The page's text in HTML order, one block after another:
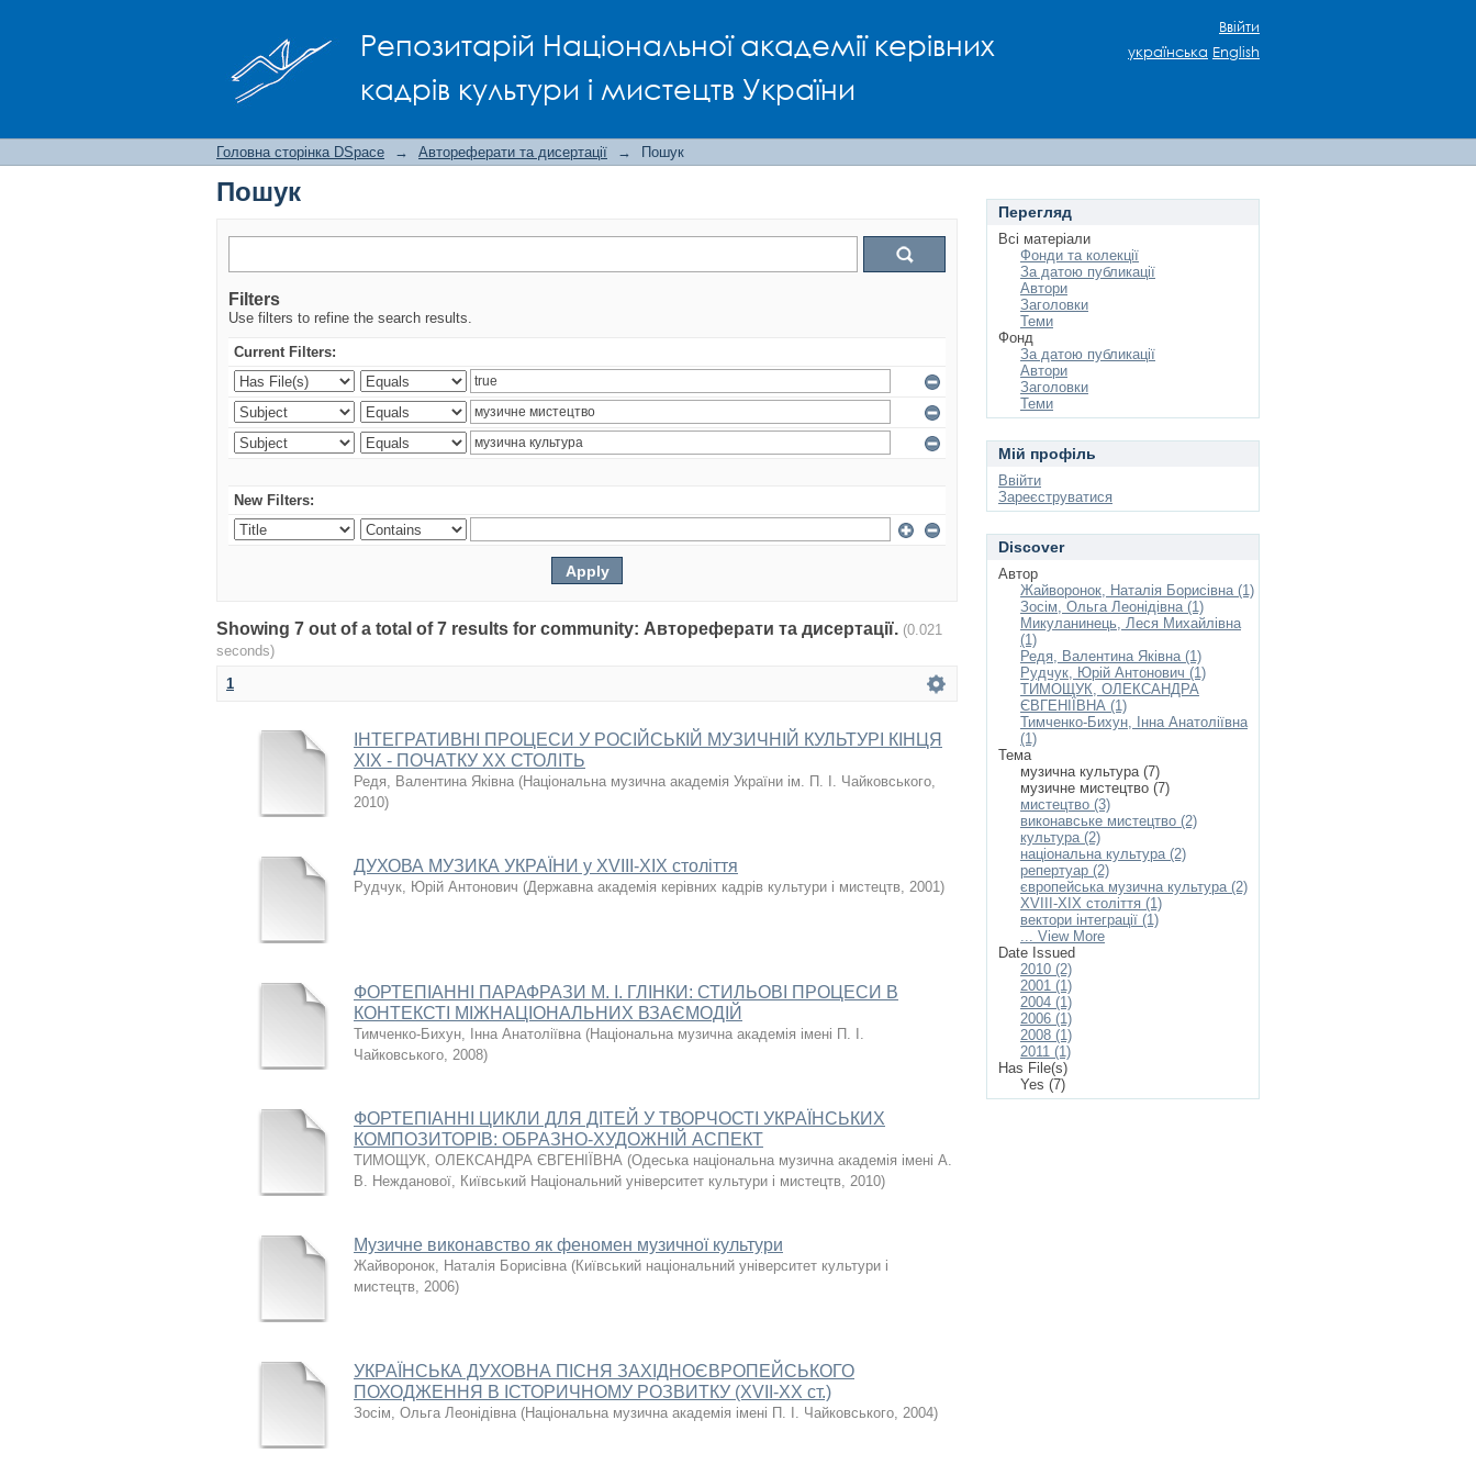
Репозитарій Національної академії керівних
кадрів культури і мистецтв України
Ввійти
українська English
Головна сторінка DSpace → Автореферати та дисертації → Пошук
Пошук
Filters
Use filters to refine the search results.
Current Filters:
New Filters:
Showing 7 out of a total of 7 results for community: Автореферати та дисертації. (0.021
seconds)
1
ІНТЕГРАТИВНІ ПРОЦЕСИ У РОСІЙСЬКІЙ МУЗИЧНІЙ КУЛЬТУРІ КІНЦЯ
XIX - ПОЧАТКУ ХХ СТОЛІТЬ
Редя, Валентина Яківна (Національна музична академія України ім. П. І. Чайковського,
2010)
ДУХОВА МУЗИКА УКРАЇНИ у XVIII-XIX століття
Рудчук, Юрій Антонович (Державна академія керівних кадрів культури і мистецтв, 2001)
ФОРТЕПІАННІ ПАРАФРАЗИ М. І. ГЛІНКИ: СТИЛЬОВІ ПРОЦЕСИ В
КОНТЕКСТІ МІЖНАЦІОНАЛЬНИХ ВЗАЄМОДІЙ
Тимченко-Бихун, Інна Анатоліївна (Національна музична академія імені П. І.
Чайковського, 2008)
ФОРТЕПІАННІ ЦИКЛИ ДЛЯ ДІТЕЙ У ТВОРЧОСТІ УКРАЇНСЬКИХ
КОМПОЗИТОРІВ: ОБРАЗНО-ХУДОЖНІЙ АСПЕКТ
ТИМОЩУК, ОЛЕКСАНДРА ЄВГЕНІЇВНА (Одеська національна музична академія імені А.
В. Нежданової, Київський Національний університет культури і мистецтв, 2010)
Музичне виконавство як феномен музичної культури
Жайворонок, Наталія Борисівна (Київський національний університет культури і
мистецтв, 2006)
УКРАЇНСЬКА ДУХОВНА ПІСНЯ ЗАХІДНОЄВРОПЕЙСЬКОГО
ПОХОДЖЕННЯ В ІСТОРИЧНОМУ РОЗВИТКУ (XVII-XX ст.)
Зосім, Ольга Леонідівна (Національна музична академія імені П. І. Чайковського, 2004)
Перегляд
Всі матеріали
Фонди та колекції
За датою публикації
Автори
Заголовки
Теми
Фонд
За датою публикації
Автори
Заголовки
Теми
Мій профіль
Ввійти
Зареєструватися
Discover
Автор
Жайворонок, Наталія Борисівна (1)
Зосім, Ольга Леонідівна (1)
Микуланинець, Леся Михайлівна
(1)
Редя, Валентина Яківна (1)
Рудчук, Юрій Антонович (1)
ТИМОЩУК, ОЛЕКСАНДРА
ЄВГЕНІЇВНА (1)
Тимченко-Бихун, Інна Анатоліївна
(1)
Тема
музична культура (7)
музичне мистецтво (7)
мистецтво (3)
виконавське мистецтво (2)
культура (2)
національна культура (2)
репертуар (2)
європейська музична культура (2)
XVIIІ-XIХ століття (1)
вектори інтеграції (1)
... View More
Date Issued
2010 (2)
2001 (1)
2004 (1)
2006 (1)
2008 (1)
2011 (1)
Has File(s)
Yes (7)